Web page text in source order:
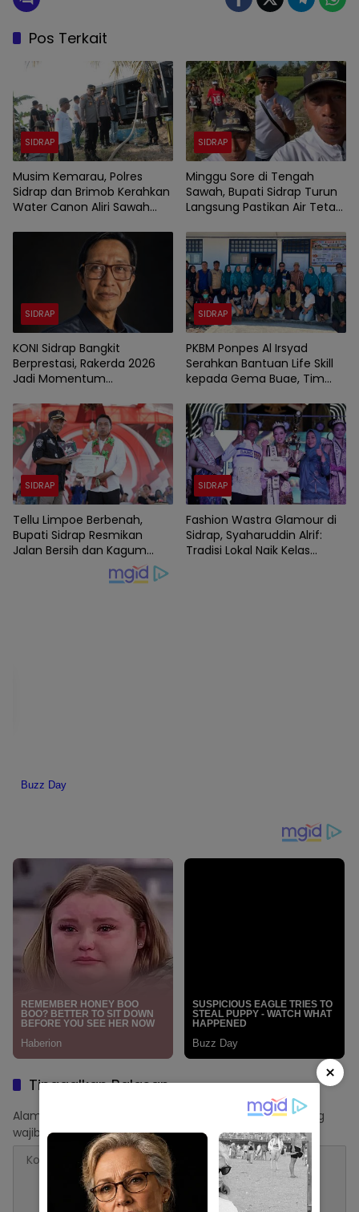
Pos Terkait
SIDRAP
Musim Kemarau, Polres
Sidrap dan Brimob Kerahkan
Water Canon Aliri Sawah
SIDRAP
Minggu Sore di Tengah
Sawah, Bupati Sidrap Turun
Langsung Pastikan Air Tetap
SIDRAP
KONI Sidrap Bangkit
Berprestasi, Rakerda 2026
Jadi Momentum
SIDRAP
PKBM Ponpes Al Irsyad
Serahkan Bantuan Life Skill
kepada Gema Buae, Tim
Berikan Coaching.
SIDRAP
Tellu Limpoe Berbenah,
Bupati Sidrap Resmikan
Jalan Bersih dan Kagum
SIDRAP
Fashion Wastra Glamour di
Sidrap, Syaharuddin Alrif:
Tradisi Lokal Naik Kelas
Tinggalkan Balasan
Alamat email Anda tidak akan dipublikasikan. Ruas yang
wajib ditandai*
×